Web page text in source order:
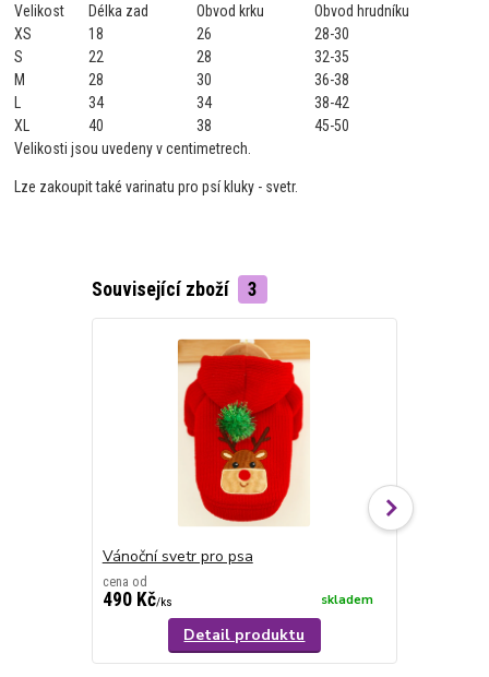
Velikost Délka zad Obvod krku
Obvod hrudníku
XS
18 26
28-30
S
22 28
32-35
M
28 30
36-38
34 34
38-42
XL
40 38
45-50
Velikosti jsou uvedeny v centimetrech.
Lze zakoupit také varinatu pro psí kluky - svetr.
Související zboží 3
Vánoční svetr pro psa
cena od
490 Kč/ks skladem
Detail produktu